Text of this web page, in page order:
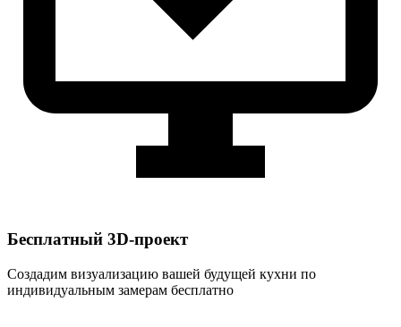
Бесплатный 3D-проект
Создадим визуализацию вашей будущей кухни по
индивидуальным замерам бесплатно